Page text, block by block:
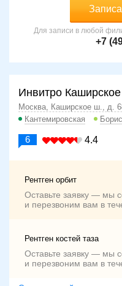
Для записи в любой
+7
Инвитро
Москва, Каширское ш., д.
Кантемировская
6 4.4
Рентген орбит
Оставьте заявку — мы
и перезвоним вам в
Рентген костей таза
Оставьте заявку — мы
и перезвоним вам в